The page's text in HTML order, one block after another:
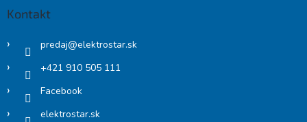
Kontakt
predaj@elektrostar.sk
+421 910 505 111
Facebook
elektrostar.sk